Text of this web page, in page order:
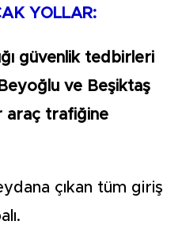
YOLLAR:
güvenlik tedbirleri
ve Beşiktaş
araç trafiğine
çıkan tüm giriş